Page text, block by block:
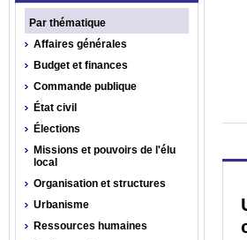
Par thématique
Affaires générales
Budget et finances
Commande publique
État civil
Élections
Missions et pouvoirs de l'élu
local
Organisation et structures
Urbanisme
Ressources humaines